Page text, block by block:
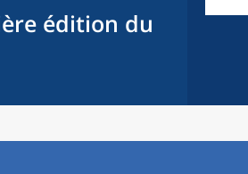
édition du